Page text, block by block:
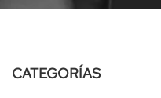
CATEGORÍAS